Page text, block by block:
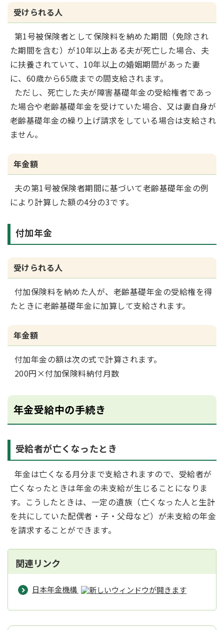
受けられる人
第1号被保険者として保険料を納めた期間（免除され
た期間を含む）が10年以上ある夫が死亡した場合、夫
に扶養されていて、10年以上の婚姻期間があった妻
に、60歳から65歳までの間支給されます。
ただし、死亡した夫が障害基礎年金の受給権者であっ
た場合や老齢基礎年金を受けていた場合、又は妻自身が
老齢基礎年金の繰り上げ請求をしている場合は支給され
ません。
年金額
夫の第1号被保険者期間に基づいて老齢基礎年金の例
により計算した額の4分の3です。
付加年金
受けられる人
付加保険料を納めた人が、老齢基礎年金の受給権を得
たときに老齢基礎年金に加算して支給されます。
年金額
付加年金の額は次の式で計算されます。
200円×付加保険料納付月数
年金受給中の手続き
受給者が亡くなったとき
年金は亡くなる月分まで支給されますので、受給者が
亡くなったときは年金の未支給が生じることになりま
す。こうしたときは、一定の遺族（亡くなった人と生計
を共にしていた配偶者・子・父母など）が未支給の年金
を請求することができます。
関連リンク
日本年金機構